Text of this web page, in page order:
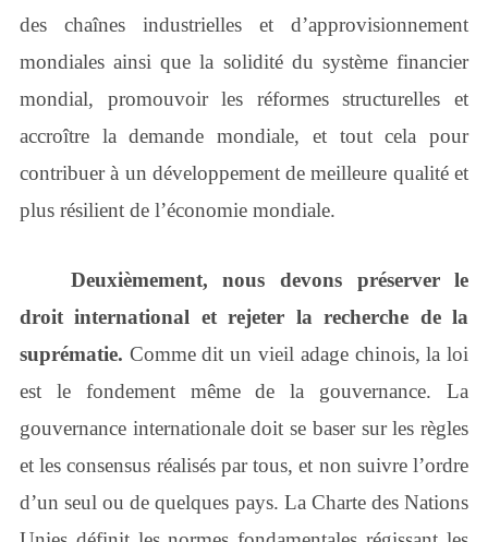
des chaînes industrielles et d’approvisionnement
mondiales ainsi que la solidité du système financier
mondial, promouvoir les réformes structurelles et
accroître la demande mondiale, et tout cela pour
contribuer à un développement de meilleure qualité et
plus résilient de l’économie mondiale.
Deuxièmement, nous devons préserver le
droit international et rejeter la recherche de la
suprématie. Comme dit un vieil adage chinois, la loi
est le fondement même de la gouvernance. La
gouvernance internationale doit se baser sur les règles
et les consensus réalisés par tous, et non suivre l’ordre
d’un seul ou de quelques pays. La Charte des Nations